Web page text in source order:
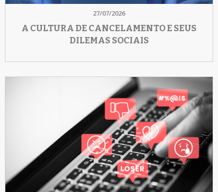
27/07/2026
A CULTURA DE CANCELAMENTO E SEUS
DILEMAS SOCIAIS